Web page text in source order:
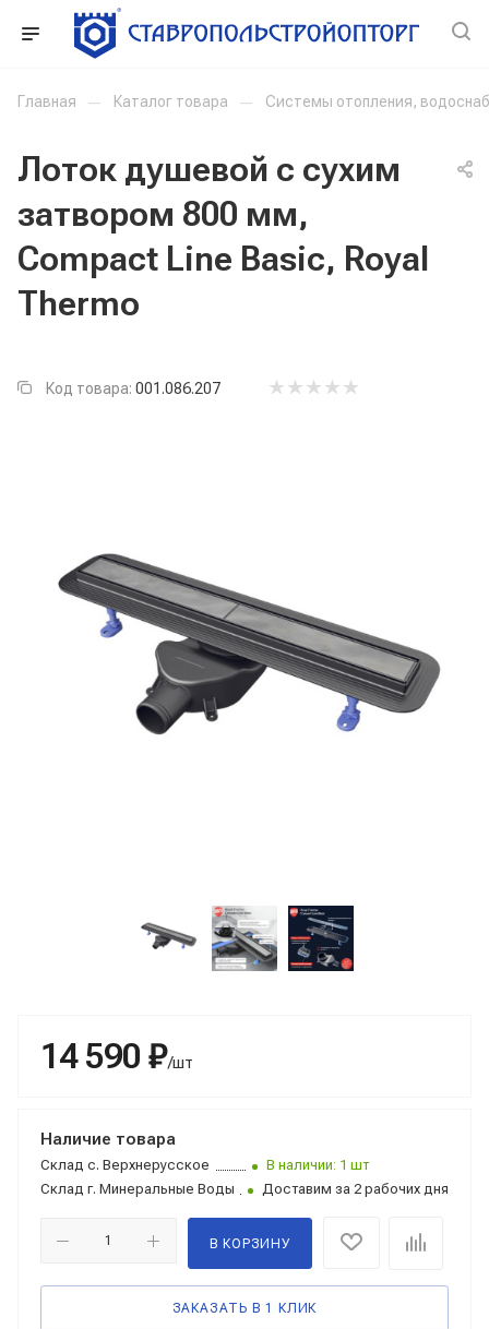
Главная — Каталог товара — Системы отопления,
Лоток душевой с сухим
затвором 800 мм,
Compact Line Basic, Royal
Thermo
Код товара: 001.086.207
14 590 ₽/шт
Наличие товара
Склад с. Верхнерусское
В наличии: 1 шт
Склад г. Минеральные Воды Доставим за 2 рабочих дня
В КОРЗИНУ
ЗАКАЗАТЬ В 1 КЛИК